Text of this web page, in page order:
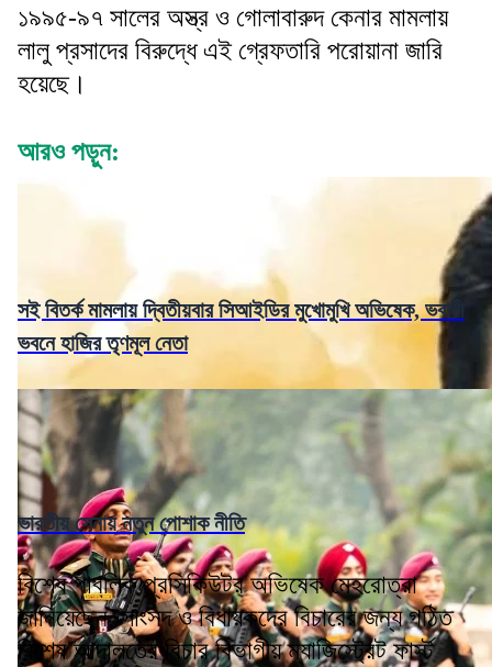
১৯৯৫-৯৭ সালের অস্ত্র ও গোলাবারুদ কেনার মামলায়
লালু প্রসাদের বিরুদ্ধে এই গ্রেফতারি পরোয়ানা জারি
হয়েছে।
আরও পড়ুন:
সই বিতর্ক মামলায় দ্বিতীয়বার সিআইডির মুখোমুখি অভিষেক, ভবানী
ভবনে হাজির তৃণমূল নেতা
ভারতীয় সেনায় নতুন পোশাক নীতি
বিশেষ পাবলিক প্রসিকিউটর অভিষেক মেহরোত্রা
জানিয়েছেন, সাংসদ ও বিধায়কদের বিচারের জন্য গঠিত
বিশেষ আদালতের বিচার বিভাগীয় ম্যাজিস্ট্রেট ফার্স্ট